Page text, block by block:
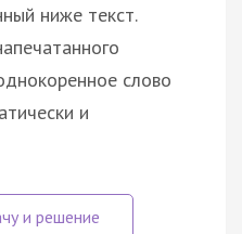
ниже текст.
слово
и